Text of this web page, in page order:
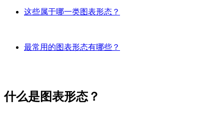
这些属于哪一类图表形态？
最常用的图表形态有哪些？
什么是图表形态？